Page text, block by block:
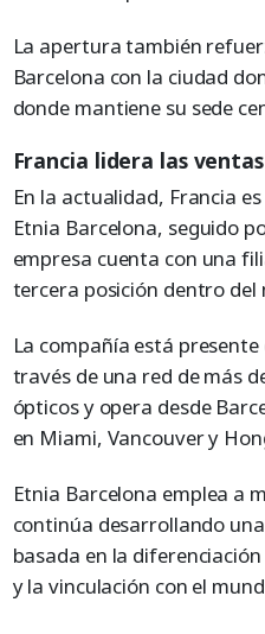
La apertura también
Barcelona con la ciudad
donde mantiene su sede
Francia lidera las ventas
En la actualidad, Francia
Etnia Barcelona, seguido
empresa cuenta con una
tercera posición dentro del
La compañía está presente
través de una red de más
ópticos y opera desde
en Miami, Vancouver y
Etnia Barcelona emplea a
continúa desarrollando
basada en la
y la vinculación con el